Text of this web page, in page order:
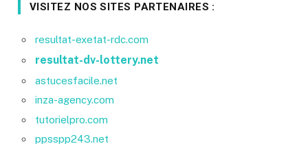
VISITEZ NOS SITES PARTENAIRES :
resultat-exetat-rdc.com
resultat-dv-lottery.net
astucesfacile.net
inza-agency.com
tutorielpro.com
ppsspp243.net